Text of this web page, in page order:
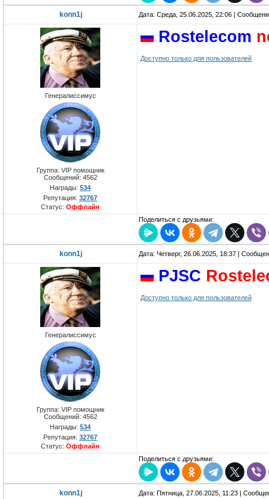
konn1j Дата: Среда, 25.06.2025, 22:06 |
Генералиссимус
Группа: VIP помощник
Сообщений: 4562
Награды: 534
Репутация: 32767
Статус: Оффлайн
Rostelecom
Доступно только для пользователей
Поделиться с друзьями:
konn1j Дата: Четверг, 26.06.2025, 18:37 |
Генералиссимус
Группа: VIP помощник
Сообщений: 4562
Награды: 534
Репутация: 32767
Статус: Оффлайн
PJSC
Доступно только для пользователей
Поделиться с друзьями:
konn1j Дата: Пятница, 27.06.2025, 11:23 |